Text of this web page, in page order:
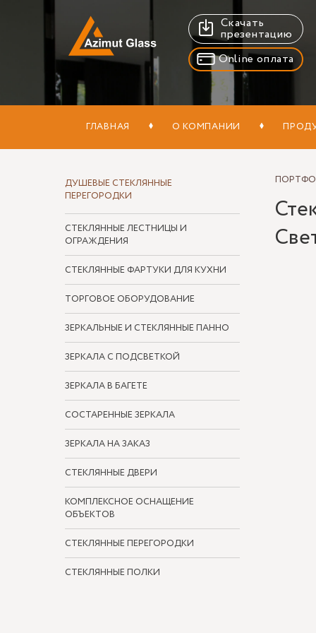
Скачать
презентацию
Online оплата
ГЛАВНАЯ О КОМПАНИИ
ДУШЕВЫЕ СТЕКЛЯННЫЕ
ПЕРЕГОРОДКИ
СТЕКЛЯННЫЕ ЛЕСТНИЦЫ И
ОГРАЖДЕНИЯ
СТЕКЛЯННЫЕ ФАРТУКИ ДЛЯ КУХНИ
ТОРГОВОЕ ОБОРУДОВАНИЕ
ЗЕРКАЛЬНЫЕ И СТЕКЛЯННЫЕ ПАННО
ЗЕРКАЛА С ПОДСВЕТКОЙ
ЗЕРКАЛА В БАГЕТЕ
СОСТАРЕННЫЕ ЗЕРКАЛА
ЗЕРКАЛА НА ЗАКАЗ
СТЕКЛЯННЫЕ ДВЕРИ
КОМПЛЕКСНОЕ ОСНАЩЕНИЕ
ОБЪЕКТОВ
СТЕКЛЯННЫЕ ПЕРЕГОРОДКИ
СТЕКЛЯННЫЕ ПОЛКИ